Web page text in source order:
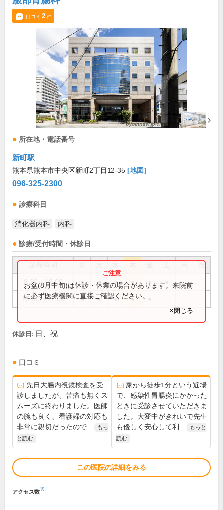
口コミ 2件
所在地・電話番号
新町駅
熊本県熊本市中央区新町2丁目12-35 [地図]
096-325-2300
診療科目
消化器内科 内科
診療/受付時間・休診日
祝
8:30～13:00 ● ● ● ● ●
15:00～17:00 ● ● ● ●
お盆(8月中旬)は休診・休業の場合があります。来院前
に必ず医療機関に直接ご確認ください。
×閉じる
休診日: 日、祝
口コミ
先日大腸内視鏡検査を受
診しましたが、苦痛も無くス
ムーズに終わりました。医師
の腕も良く、看護婦の対応も
非常に親切だったので...
もっ
と読む
家から徒歩1分という近場
で、感染性胃腸炎にかかった
ときに受診させていただきま
した。大変中がきれいで先生
も優しく安心して利...
もっと
読む
この医院の詳細をみる
アクセス数※